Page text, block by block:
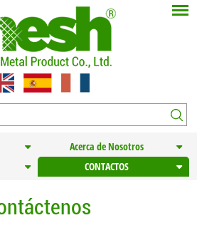
Acerca de Nosotros
CONTACTOS